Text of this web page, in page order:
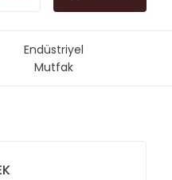
Endüstriyel
Mutfak